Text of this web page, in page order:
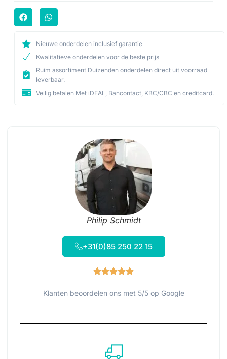
Nieuwe onderdelen inclusief garantie
Kwalitatieve onderdelen voor de beste prijs
Ruim assortiment Duizenden onderdelen direct uit voorraad
leverbaar.
Veilig betalen Met iDEAL, Bancontact, KBC/CBC en creditcard.
Philip Schmidt
+31(0)85 250 22 15
Klanten beoordelen ons met 5/5 op Google